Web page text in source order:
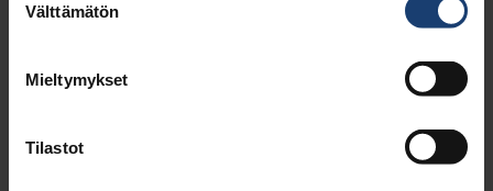
valinta
Välttämätön
Mieltymykset
Tilastot